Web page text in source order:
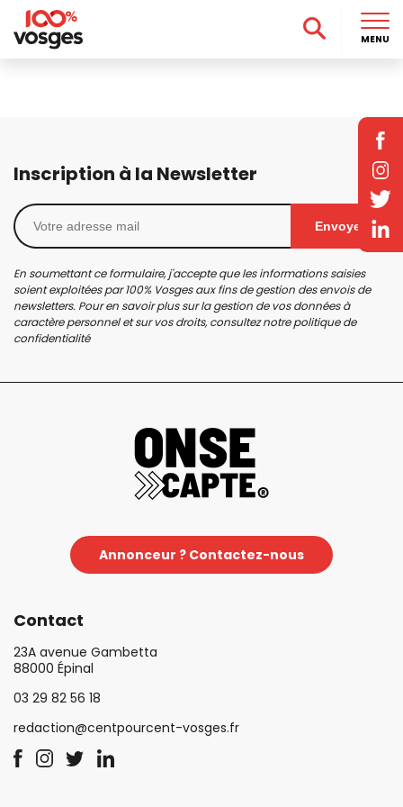
Inscription à la Newsletter
Envoyer
En soumettant ce formulaire, j'accepte que les informations saisies
soient exploitées par 100% Vosges aux fins de gestion des envois de
newsletters. Pour en savoir plus sur la gestion de vos données à
caractère personnel et sur vos droits, consultez notrepolitique de
confidentialité
Annonceur ? Contactez-nous
Contact
23A avenue Gambetta
88000 Épinal
03 29 82 56 18
redaction@centpourcent-vosges.fr
MENU